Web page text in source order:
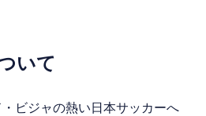
いて
・ビジャの熱い日本サッカーへ